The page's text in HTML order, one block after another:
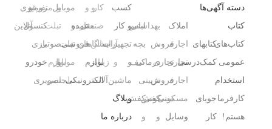
دسته آگهی‌ها
کتاب
کتاب‌های
عمومی
کتابهای
کمک‌درسی
استخدام
کارفرما
هستم!
جویای
کار
املاک
اجاره
تجاری
اجاره
مسکونی
فروش
تجاری
فروش
مسکونی
وسایل
بهداشتی
،
درمانی
تزیینی
کفش
و
لباس
بچه
کیف
،
کفش
و
کسب
و کار
تجهیزات
و
ماشین‌آلات
آرایشگاه
و
سالن‌های
زیبایی
کار
صنعتی
و
مغازه
و
عمده
فروشی
لوازم
الکترونیکی
موبایل
و
تبلت
موبایل
تبلت
لوازم
جانبی
و
تبلت
متفرقه
صوتی
و
تصویری
رومیزی
کنسول،
بازی‌
و
آنلاین
خودرو
وبلاگ
درباره ما